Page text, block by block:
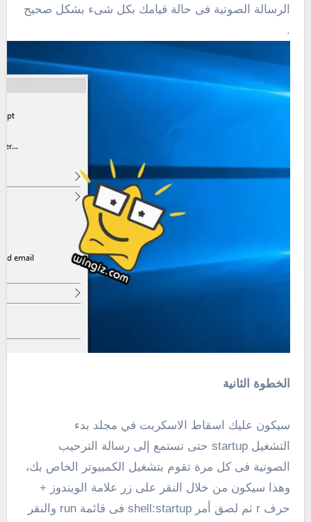
الرسالة الصوتية فى حالة قيامك بكل شىء بشكل صحيح
.
الخطوة الثانية
سيكون عليك اسقاط الاسكربت في مجلد بدء
التشغيل startup حتى تستمع إلى رسالة الترحيب
الصوتية فى كل مرة تقوم بتشغيل الكمبيوتر الخاص بك،
وهذا سيكون من خلال النقر على زر علامة الويندوز +
حرف r ثم لصق أمر shell:startup فى قائمة run والنقر